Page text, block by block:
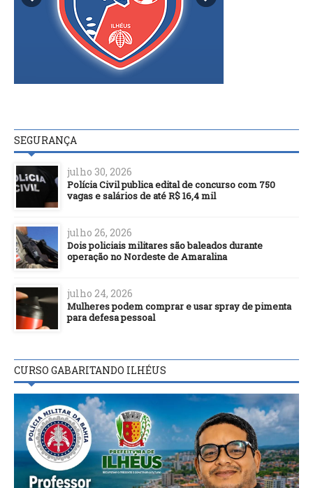
SEGURANÇA
julho 30, 2026
Polícia Civil publica edital de concurso com 750
vagas e salários de até R$ 16,4 mil
julho 26, 2026
Dois policiais militares são baleados durante
operação no Nordeste de Amaralina
julho 24, 2026
Mulheres podem comprar e usar spray de pimenta
para defesa pessoal
CURSO GABARITANDO ILHÉUS